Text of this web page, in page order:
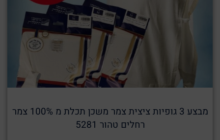
מבצע 3 גופיות ציצית צמר משכן תכלת מ 100% צמר
רחלים טהור 5281